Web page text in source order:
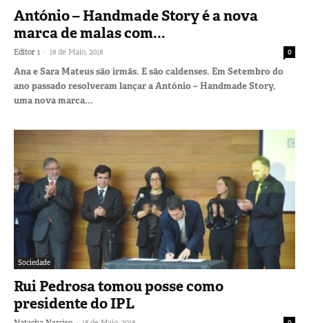
António – Handmade Story é a nova
marca de malas com...
Editor 1 - 18 de Maio, 2018 0
Ana e Sara Mateus são irmãs. E são caldenses. Em Setembro do
ano passado resolveram lançar a António – Handmade Story,
uma nova marca...
Sociedade
Rui Pedrosa tomou posse como
presidente do IPL